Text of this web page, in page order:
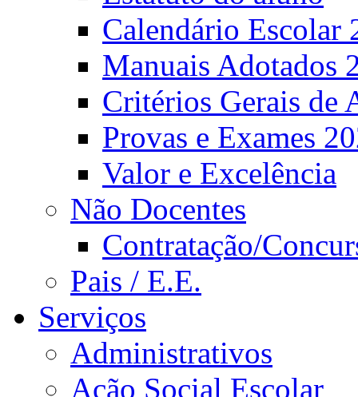
Calendário Escolar
Manuais Adotados
Critérios Gerais de
Provas e Exames
Valor e Excelência
Não Docentes
Contratação/
Pais / E.E.
Serviços
Administrativos
Ação Social Escolar